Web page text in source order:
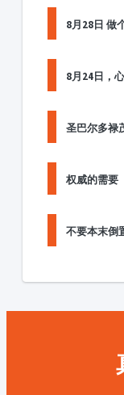
8月28日 做
8月24日，
圣巴尔多禄
权威的需要
不要本末倒